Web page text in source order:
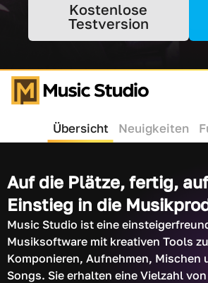
Kostenlose
Testversion
Übersicht Neuigkeiten
Auf die Plätze, fertig,
Einstieg in die
Music Studio ist eine
Musiksoftware mit kreativen Tools
Komponieren, Aufnehmen, Mischen
Songs. Sie erhalten eine Vielzahl